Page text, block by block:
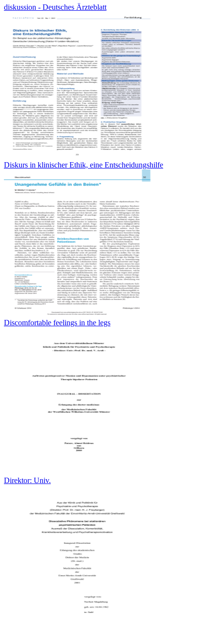
diskussion - Deutsches Ärzteblatt
Diskurs in klinischer Ethik, eine Entscheidungshilfe
Discomfortable feelings in the legs
Direktor: Univ.